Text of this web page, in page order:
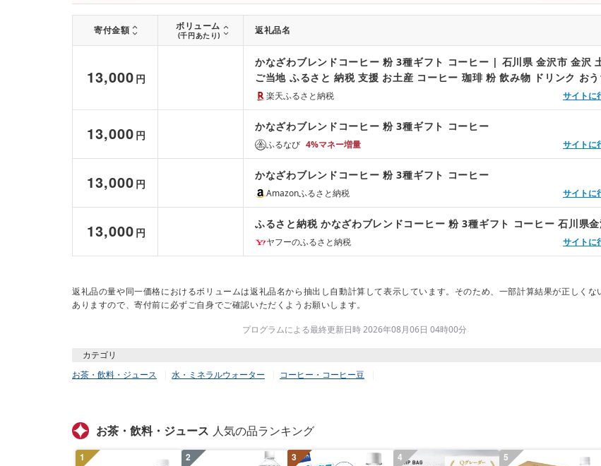
寄付金額 ボリューム
(千円あたり) 返礼品名
13,000 円
楽天ふるさと納税
かなざわブレンドコーヒー 粉 3種ギフト コーヒー | 石川県 金沢市 金沢
ご当地 ふるさと 納税 支援 お土産 コーヒー 珈琲 粉 飲み物 ドリンク おう
間 ご当地おみやげ お取り寄せ 取り寄せ 石川県金沢市 石川 おすすめサイトに
13,000 円
ふるなび
かなざわブレンドコーヒー 粉 3種ギフト コーヒー
4%マネー増量 サイトに
13,000 円
Amazonふるさと納税
かなざわブレンドコーヒー 粉 3種ギフト コーヒー
サイトに
13,000 円
ヤフーのふるさと納税
ふるさと納税 かなざわブレンドコーヒー 粉 3種ギフト コーヒー 石川県
サイトに
返礼品の量や同一価格におけるボリュームは返礼品名から抽出し自動計算して表示しています。そのため、一部計算結果が正しくな
ありますので、寄付前に必ずご自身でご確認いただくようお願いします。
プログラムによる最終更新日時 2026年08月06日 04時00分
カテゴリ
お茶・飲料・ジュース
水・ミネラルウォーター コーヒー・コーヒー豆
お茶・飲料・ジュース 人気の品ランキング
1 2 3 4 5